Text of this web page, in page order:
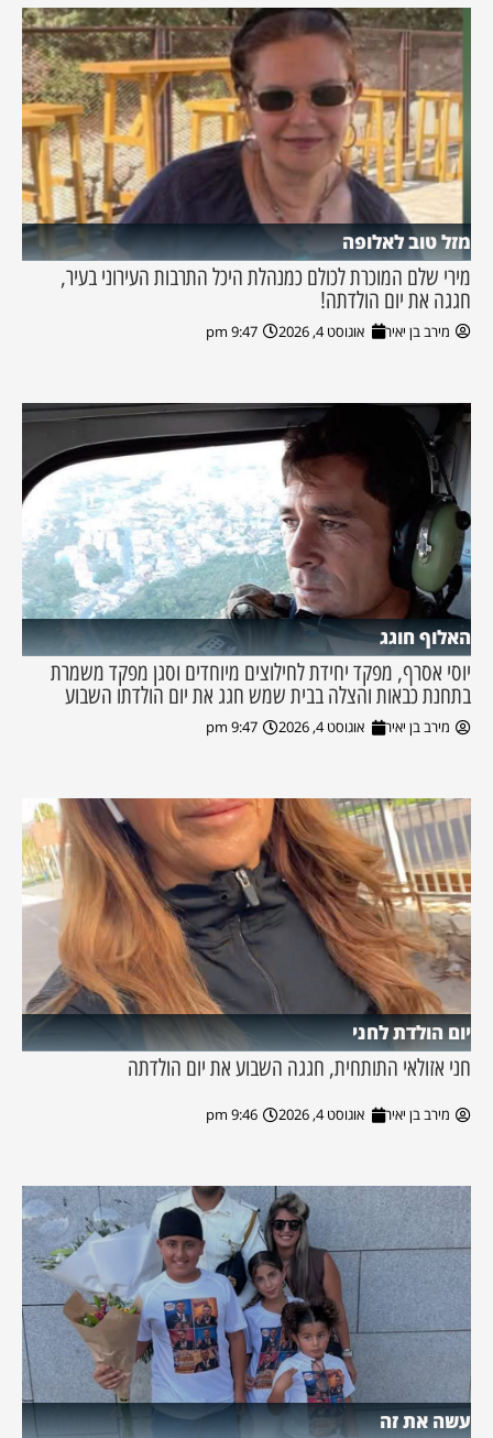
מזל טוב לאלופה
מירי שלם המוכרת לכולם כמנהלת היכל התרבות העירוני בעיר,
חגגה את יום הולדתה!
מירב בן יאיר אוגוסט 4, 2026 9:47 pm
האלוף חוגג
יוסי אסרף, מפקד יחידת לחילוצים מיוחדים וסגן מפקד משמרת
בתחנת כבאות והצלה בבית שמש חגג את יום הולדתו השבוע
מירב בן יאיר אוגוסט 4, 2026 9:47 pm
יום הולדת לחני
חני אזולאי התותחית, חגגה השבוע את יום הולדתה
מירב בן יאיר אוגוסט 4, 2026 9:46 pm
עשה את זה